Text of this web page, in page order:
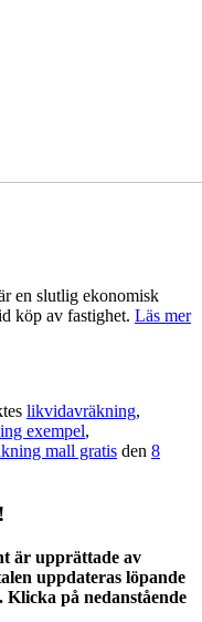
en slutlig ekonomisk
köp av fastighet. Läs mer
likvidavräkning,
exempel,
mall gratis den 8
är upprättade av
uppdateras löpande
på nedanstående